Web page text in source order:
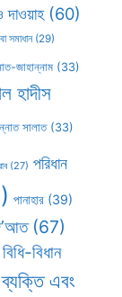
(60)
সমাধান(29)
জাহান্নাম (33)
হাদীস
সালাত(33)
(27) পরিধান
পানাহার (39)
(67)
বিধান
এবং